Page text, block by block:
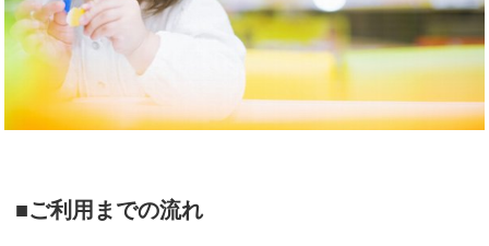
■ご利用までの流れ